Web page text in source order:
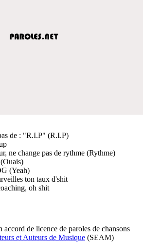
de : "R.I.P" (R.I.P)
ne change pas de rythme (Rythme)
(Yeah)
ton taux d'shit
oh shit
accord de licence de paroles de chansons
et Auteurs de Musique (SEAM)